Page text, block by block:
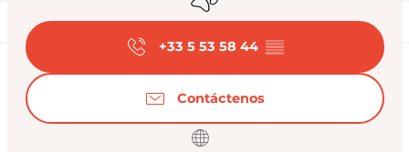
+33 5 53 58 44 ▒▒
Contáctenos